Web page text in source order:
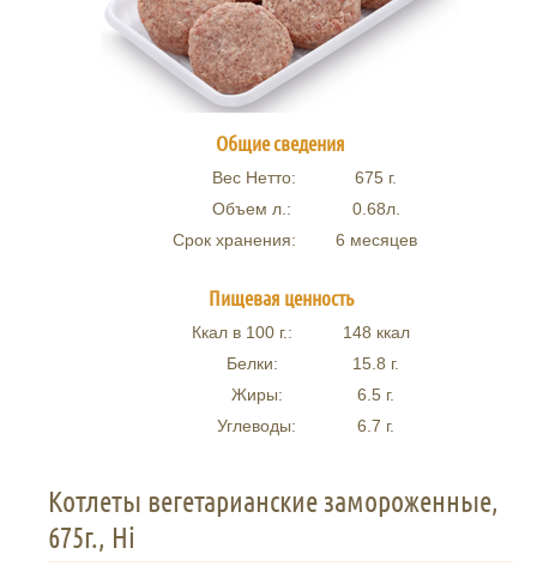
Общие сведения
Вес Нетто: 675 г.
Объем л.:
0.68л.
Срок хранения:
6 месяцев
Пищевая ценность
Ккал в 100 г.: 148 ккал
Белки:
15.8 г.
Жиры:
6.5 г.
Углеводы:
6.7 г.
Котлеты вегетарианские замороженные,
675г., Hi